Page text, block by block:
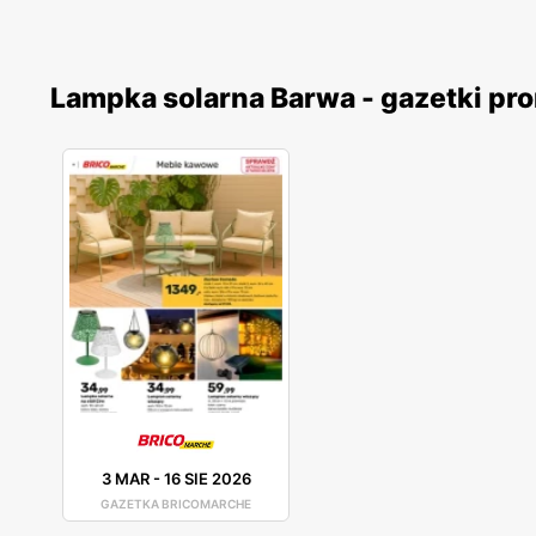
Lampka solarna Barwa - gazetki
3 MAR-16 SIE 2026
GAZETKA BRICOMARCHE